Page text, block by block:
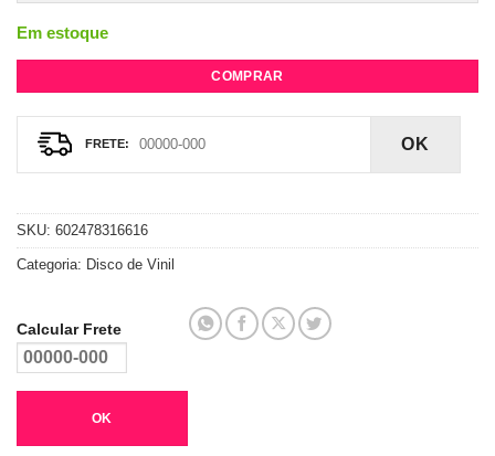
Em estoque
COMPRAR
OK
SKU: 602478316616
Categoria: Disco de Vinil
Calcular Frete
OK